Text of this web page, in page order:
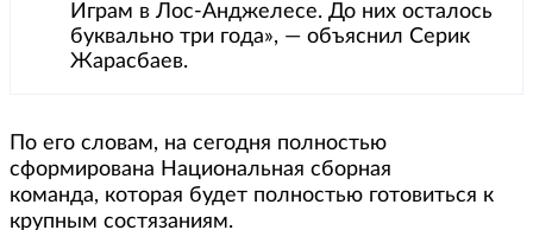
Играм в Лос-Анджелесе. До них осталось
буквально три года», — объяснил Серик
Жарасбаев.
По его словам, на сегодня полностью
сформирована Национальная сборная
команда, которая будет полностью готовиться к
крупным состязаниям.